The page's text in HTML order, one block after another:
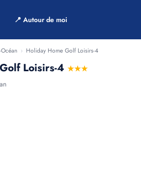
📍 Autour de moi
Océan › Holiday Home Golf Loisirs-4
Loisirs-4 ★★★